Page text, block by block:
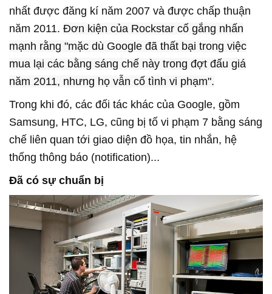
nhất được đăng kí năm 2007 và được chấp thuận
năm 2011. Đơn kiện của Rockstar cố gắng nhấn
mạnh rằng "mặc dù Google đã thất bại trong việc
mua lại các bằng sáng chế này trong đợt đấu giá
năm 2011, nhưng họ vẫn cố tình vi phạm".
Trong khi đó, các đối tác khác của Google, gồm
Samsung, HTC, LG, cũng bị tố vi phạm 7 bằng sáng
chế liên quan tới giao diện đồ họa, tin nhắn, hệ
thống thông báo (notification)...
Đã có sự chuẩn bị